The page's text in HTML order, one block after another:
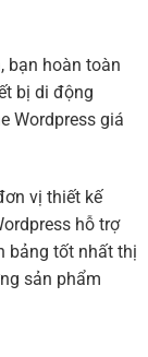
bạn hoàn toàn
bị di động
Wordpress giá
vị thiết kế
hỗ trợ
bảng tốt nhất thị
sản phẩm